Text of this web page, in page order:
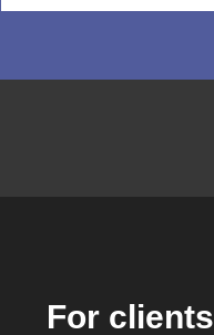
For clients